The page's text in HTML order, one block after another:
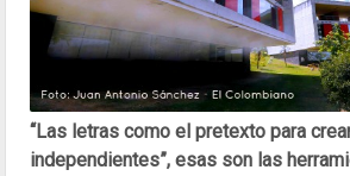
“Las letras como el pretexto para
independientes”, esas son las